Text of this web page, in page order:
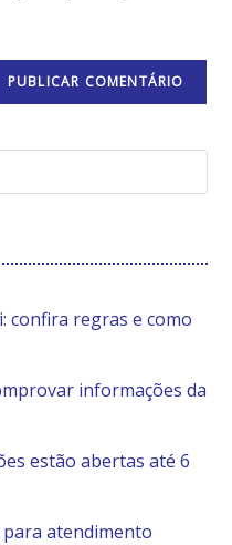
confira regras e como
informações da
estão abertas até 6
para atendimento